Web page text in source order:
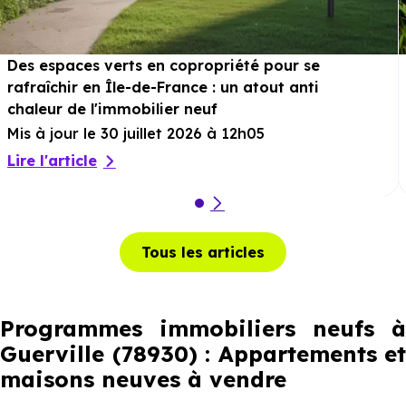
Des espaces verts en copropriété pour se
rafraîchir en Île-de-France : un atout anti
chaleur de l'immobilier neuf
Mis à jour le 30 juillet 2026 à 12h05
Lire l'article
Tous les articles
Programmes immobiliers neufs à
Guerville (78930) : Appartements et
maisons neuves à vendre